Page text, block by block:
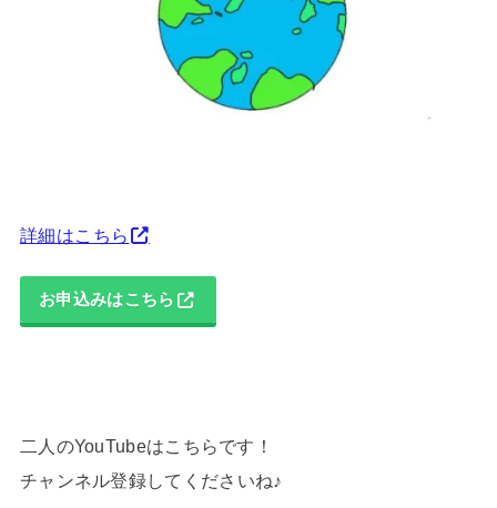
詳細はこちら
お申込みはこちら
二人のYouTubeはこちらです！
チャンネル登録してくださいね♪